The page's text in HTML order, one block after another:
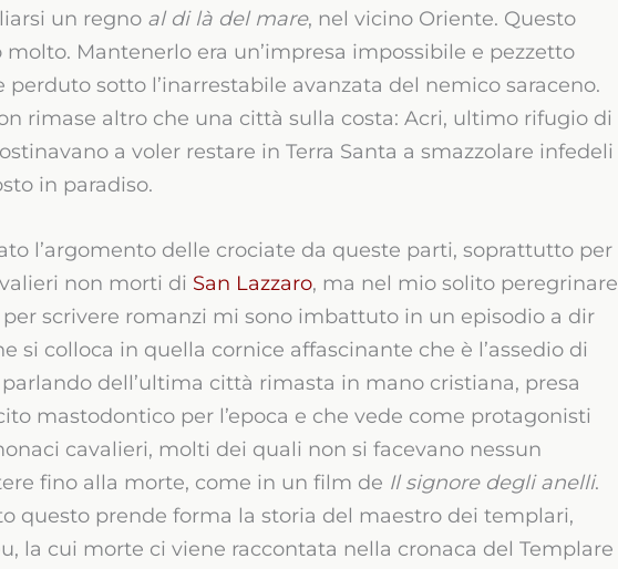
un regno al di là del mare, nel vicino Oriente. Questo
Mantenerlo era un’impresa impossibile e pezzetto
perduto sotto l’inarrestabile avanzata del nemico saraceno.
rimase altro che una città sulla costa: Acri, ultimo rifugio di
a voler restare in Terra Santa a smazzolare infedeli
in paradiso.
l’argomento delle crociate da queste parti, soprattutto per
non morti di San Lazzaro, ma nel mio solito peregrinare
scrivere romanzi mi sono imbattuto in un episodio a dir
si colloca in quella cornice affascinante che è l’assedio di
parlando dell’ultima città rimasta in mano cristiana, presa
mastodontico per l’epoca e che vede come protagonisti
cavalieri, molti dei quali non si facevano nessun
fino alla morte, come in un film de Il signore degli anelli.
questo prende forma la storia del maestro dei templari,
la cui morte ci viene raccontata nella cronaca del Templare